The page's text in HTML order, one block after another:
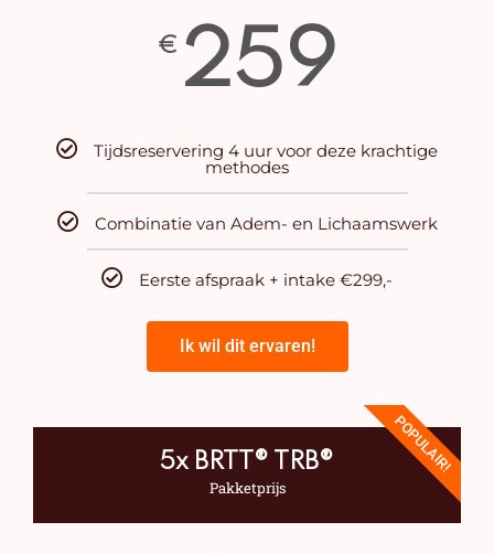
€ 259
Tijdsreservering 4 uur voor deze krachtige
methodes
Combinatie van Adem- en Lichaamswerk
Eerste afspraak + intake €299,-
Ik wil dit ervaren!
POPULAIR!
5x BRTT® TRB®
Pakketprijs